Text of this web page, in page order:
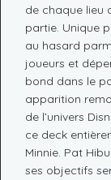
de chaque lieu
partie. Unique
au hasard
joueurs et
bond dans le
apparition
de l’univers
ce deck
Minnie. Pat
ses objectifs